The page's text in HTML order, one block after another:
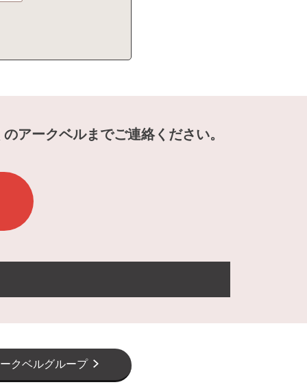
アークベルまでご連絡ください。
クベルグループ